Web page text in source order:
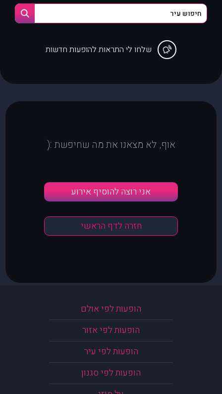
שלחו לי התראות להופעות חדשות
אוף, לא מצאנו את מה שחיפשת :(
אני רוצה להוסיף אירוע
חזרה לדף הראשי
הופעות לפי אולם
הופעות לפי אזור
הופעות לפי עיר
הופעות לפי סגנון